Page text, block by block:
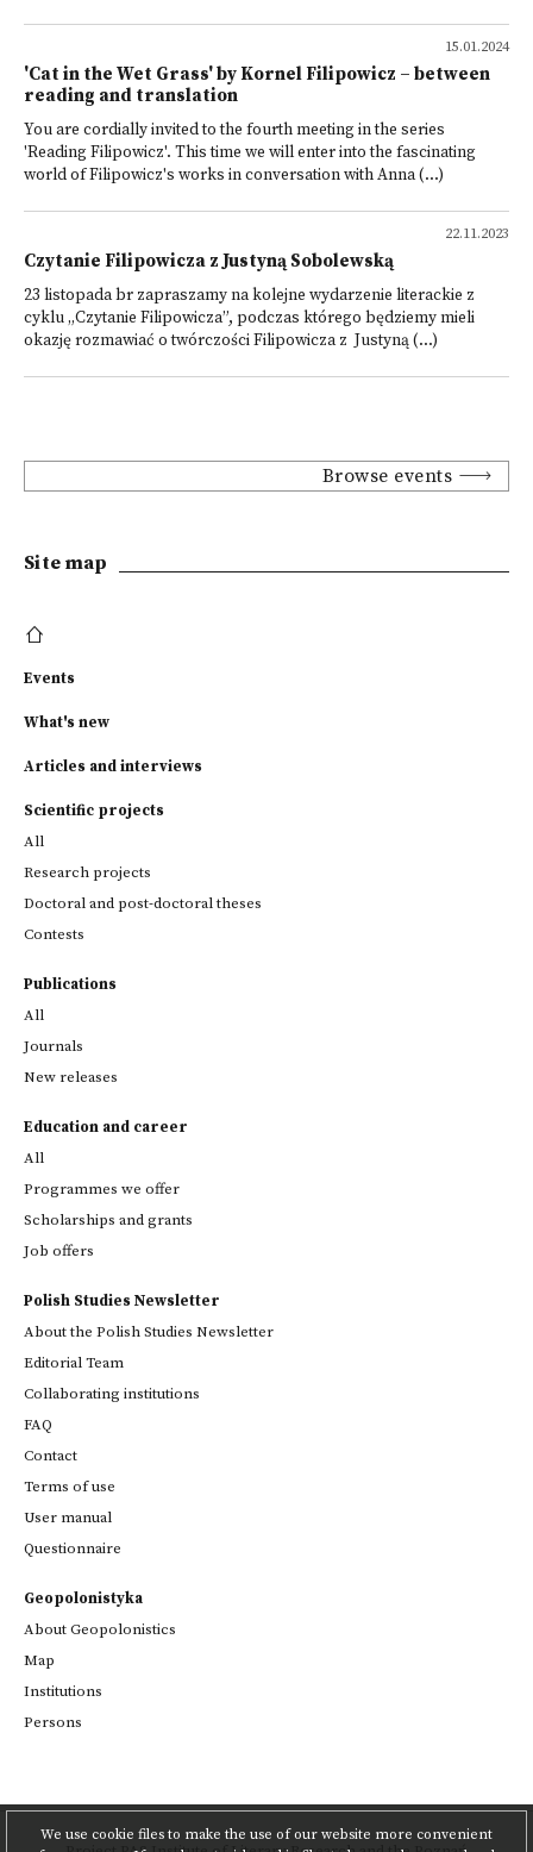
15.01.2024
'Cat in the Wet Grass' by Kornel Filipowicz – between
reading and translation
You are cordially invited to the fourth meeting in the series
'Reading Filipowicz'. This time we will enter into the fascinating
world of Filipowicz's works in conversation with Anna (...)
22.11.2023
Czytanie Filipowicza z Justyną Sobolewską
23 listopada br zapraszamy na kolejne wydarzenie literackie z
cyklu „Czytanie Filipowicza”, podczas którego będziemy mieli
okazję rozmawiać o twórczości Filipowicza z Justyną (...)
Browse events
We use cookie files to make the use of our website more convenient
Site map
Events
What's new
Articles and interviews
Scientific projects
All
Research projects
Doctoral and post-doctoral theses
Contests
Publications
All
Journals
New releases
Education and career
All
Programmes we offer
Scholarships and grants
Job offers
Polish Studies Newsletter
About the Polish Studies Newsletter
Editorial Team
Collaborating institutions
FAQ
Contact
Terms of use
User manual
Questionnaire
Geopolonistyka
About Geopolonistics
Map
Institutions
Persons